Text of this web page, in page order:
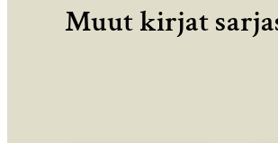
Muut kirjat